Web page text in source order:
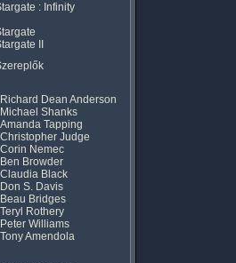
: Infinity
II
Richard Dean Anderson
Michael Shanks
Amanda Tapping
Christopher Judge
Corin Nemec
Ben Browder
Claudia Black
Don S. Davis
Beau Bridges
Teryl Rothery
Peter Williams
Tony Amendola